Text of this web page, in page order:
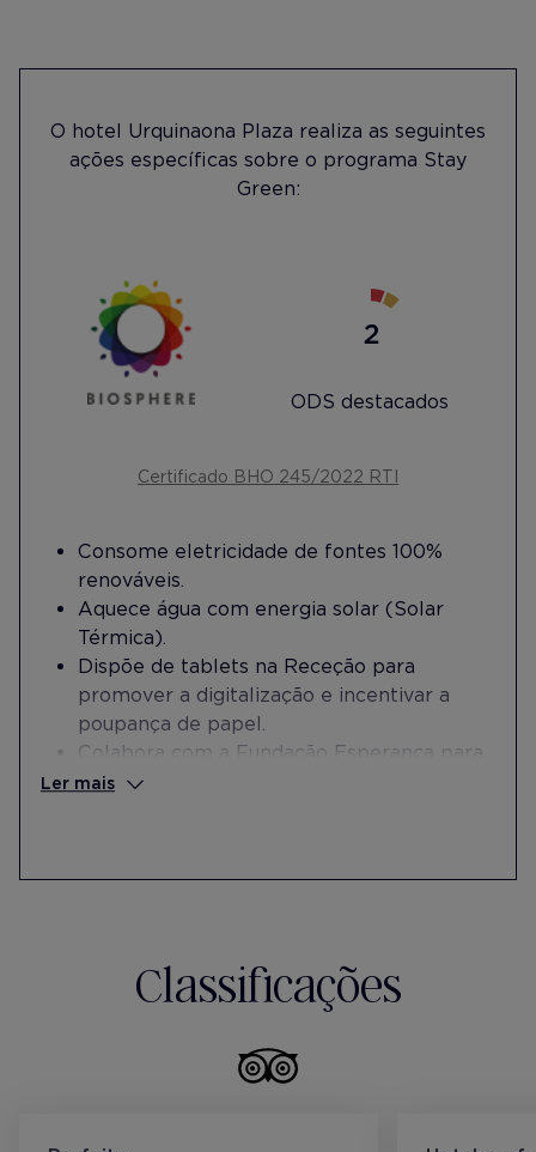
O hotel Urquinaona Plaza realiza as seguintes
ações específicas sobre o programa Stay
Green:
ODS destacados
Certificado BHO 245/2022 RTI
Consome eletricidade de fontes 100%
renováveis.
Aquece água com energia solar (Solar
Térmica).
Dispõe de tablets na Receção para
promover a digitalização e incentivar a
poupança de papel.
Colabora com a Fundação Esperança para
a reinserção laboral de pessoas em risco
da Fundação Albert, com o intuito de
potenciar uma rede de apoio.
Ler mais
Classificações